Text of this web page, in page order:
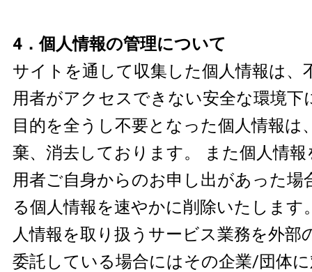
4．個人情報の管理について
サイトを通して収集した個人情報は、
用者がアクセスできない安全な環境下
目的を全うし不要となった個人情報は
棄、消去しております。 また個人情
用者ご自身からのお申し出があった場
る個人情報を速やかに削除いたします
人情報を取り扱うサービス業務を外部
委託している場合にはその企業/団体